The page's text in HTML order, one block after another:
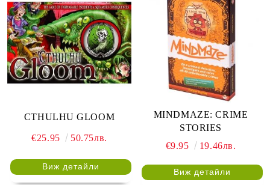
CTHULHU GLOOM
€25.95 50.75лв.
Виж детайли
MINDMAZE: CRIME
STORIES
€9.95
19.46лв.
Виж детайли